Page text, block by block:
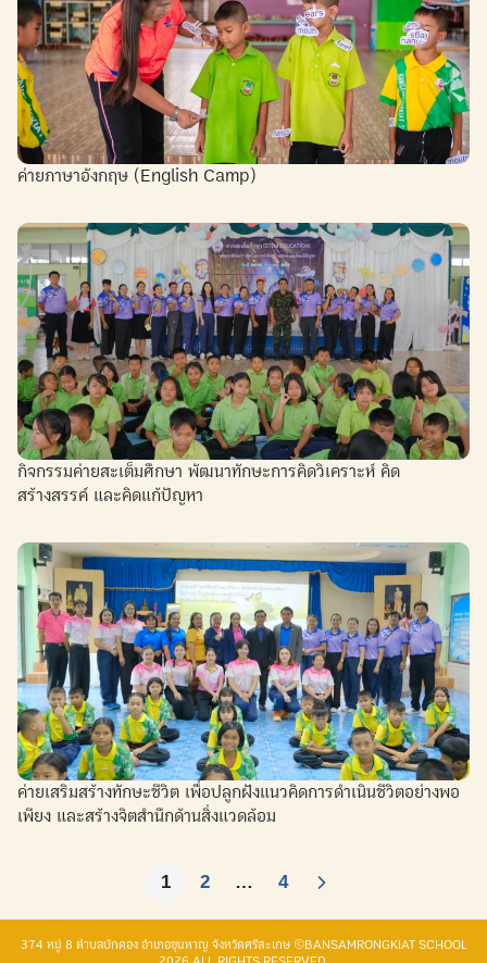
ค่ายภาษาอังกฤษ (English Camp)
กิจกรรมค่ายสะเต็มศึกษา พัฒนาทักษะการคิดวิเคราะห์ คิด
สร้างสรรค์ และคิดแก้ปัญหา
ค่ายเสริมสร้างทักษะชีวิต เพื่อปลูกฝังแนวคิดการดำเนินชีวิตอย่างพอ
เพียง และสร้างจิตสำนึกด้านสิ่งแวดล้อม
1 2 … 4
374 หมู่ 8 ตำบลบักดอง อำเภอขุนหาญ จังหวัดศรีสะเกษ ©BANSAMRONGKIAT SCHOOL